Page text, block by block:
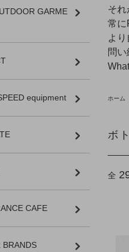
それ
常に
よ
問
ホーム
ボ
全
GARME
equipment
CAFE
BRANDS